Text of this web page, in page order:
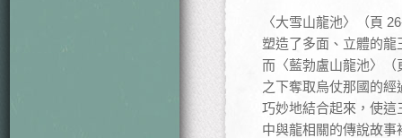
〈大雪山龍池〉（頁
塑造了多面、立體的
而〈藍勃盧山龍池〉（
之下奪取烏仗那國的
巧妙地結合起來，使
中與龍相關的傳說故